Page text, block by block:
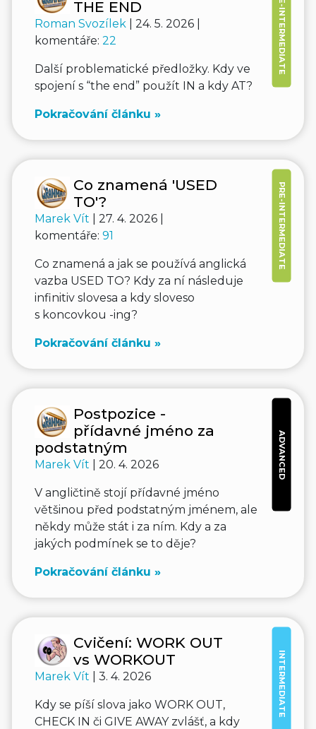
PRE-INTERMEDIATE
THE END
Roman Svozílek
| 24. 5. 2026 |
komentáře: 22
Další problematické předložky. Kdy ve
spojení s “the end” použít IN a kdy AT?
Pokračování článku »
PRE-INTERMEDIATE
Co znamená 'USED
TO'?
Marek Vít
| 27. 4. 2026 |
komentáře: 91
Co znamená a jak se používá anglická
vazba USED TO? Kdy za ní následuje
infinitiv slovesa a kdy sloveso
s koncovkou -ing?
Pokračování článku »
ADVANCED
Postpozice -
přídavné jméno za
podstatným
Marek Vít | 20. 4. 2026
V angličtině stojí přídavné jméno
většinou před podstatným jménem, ale
někdy může stát i za ním. Kdy a za
jakých podmínek se to děje?
Pokračování článku »
INTERMEDIATE
Cvičení: WORK OUT
vs WORKOUT
Marek Vít | 3. 4. 2026
Kdy se píší slova jako WORK OUT,
CHECK IN či GIVE AWAY zvlášť, a kdy